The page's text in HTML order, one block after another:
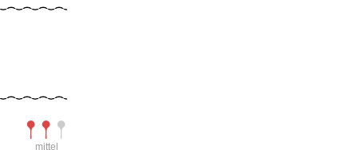
Schwierigkeit
mittel